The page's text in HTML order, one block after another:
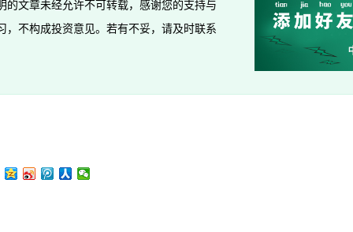
文章未经允许不可转载，感谢您的支持与
不构成投资意见。若有不妥，请及时联系